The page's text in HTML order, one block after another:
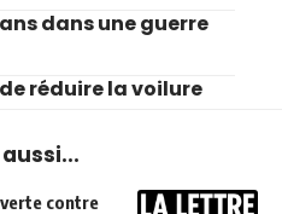
dans une guerre
réduire la voilure
contre